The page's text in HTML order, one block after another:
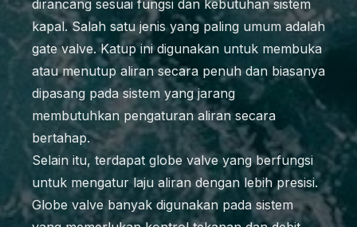
dirancang sesuai fungsi dan kebutuhan sistem
kapal. Salah satu jenis yang paling umum adalah
gate valve. Katup ini digunakan untuk membuka
atau menutup aliran secara penuh dan biasanya
dipasang pada sistem yang jarang
membutuhkan pengaturan aliran secara
bertahap.
Selain itu, terdapat globe valve yang berfungsi
untuk mengatur laju aliran dengan lebih presisi.
Globe valve banyak digunakan pada sistem